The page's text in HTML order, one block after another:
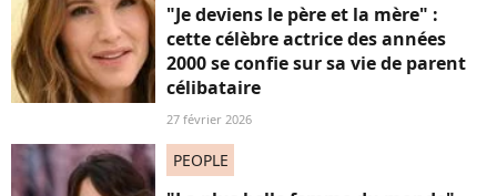
"Je deviens le père et la mère" :
cette célèbre actrice des années
2000 se confie sur sa vie de parent
célibataire
27 février 2026
PEOPLE